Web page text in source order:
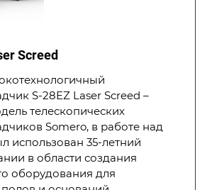
Screed
S-28EZ Laser Screed –
телескопических
Somero, в работе над
использован 35-летний
в области создания
оборудования для